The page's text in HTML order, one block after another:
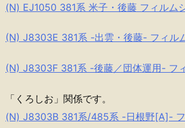
(N) EJ1050 381系 米子・後藤 フィルム
(N) J8303E 381系 -出雲・後藤- フィル
(N) J8303F 381系 -後藤／団体運用- フ
「くろしお」関係です。
(N) J8303B 381系/485系 -日根野[A]-